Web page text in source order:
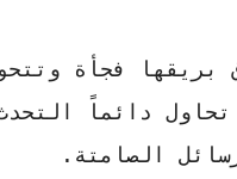
بريقها فجأة
دائماً
الصامتة.